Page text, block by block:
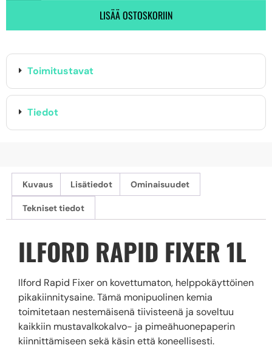
LISÄÄ OSTOSKORIIN
Toimitustavat
Tiedot
Kuvaus Lisätiedot Ominaisuudet
Tekniset tiedot
ILFORD RAPID FIXER 1L
Ilford Rapid Fixer on kovettumaton, helppokäyttöinen
pikakiinnitysaine. Tämä monipuolinen kemia
toimitetaan nestemäisenä tiivisteenä ja soveltuu
kaikkiin mustavalkokalvo- ja pimeähuonepaperin
kiinnittämiseen sekä käsin että koneellisesti.